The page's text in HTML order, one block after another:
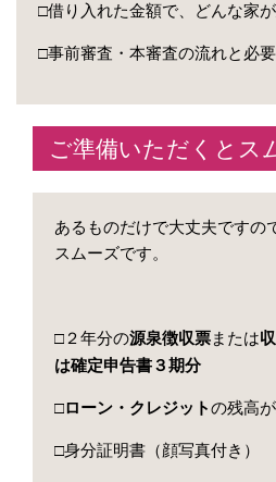
□借り入れた金額で、どんな家
□事前審査・本審査の流れと必
ご準備いただくとス
あるものだけで大丈夫ですの
スムーズです。
□２年分の源泉徴収票または
は確定申告書３期分
□ローン・クレジットの残高
□身分証明書（顔写真付き）